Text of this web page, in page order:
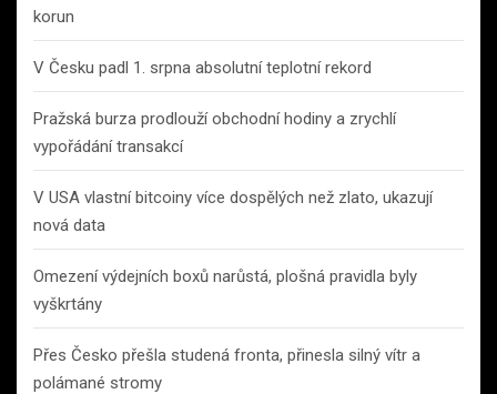
korun
V Česku padl 1. srpna absolutní teplotní rekord
Pražská burza prodlouží obchodní hodiny a zrychlí
vypořádání transakcí
V USA vlastní bitcoiny více dospělých než zlato, ukazují
nová data
Omezení výdejních boxů narůstá, plošná pravidla byly
vyškrtány
Přes Česko přešla studená fronta, přinesla silný vítr a
polámané stromy